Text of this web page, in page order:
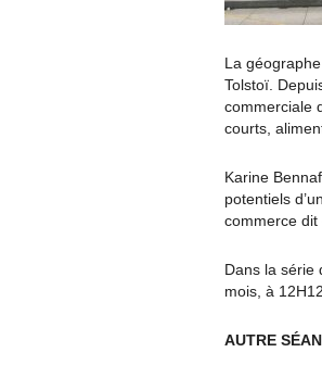
La
Tolstoï.
commerciale
courts,
Karine
potentiels
commerce dit
Dans la série
mois, à
AUTRE